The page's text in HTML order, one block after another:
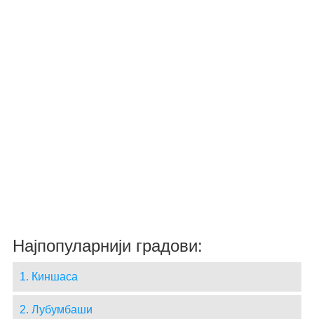
Најпопуларнији градови:
1. Киншаса
2. Лубумбаши